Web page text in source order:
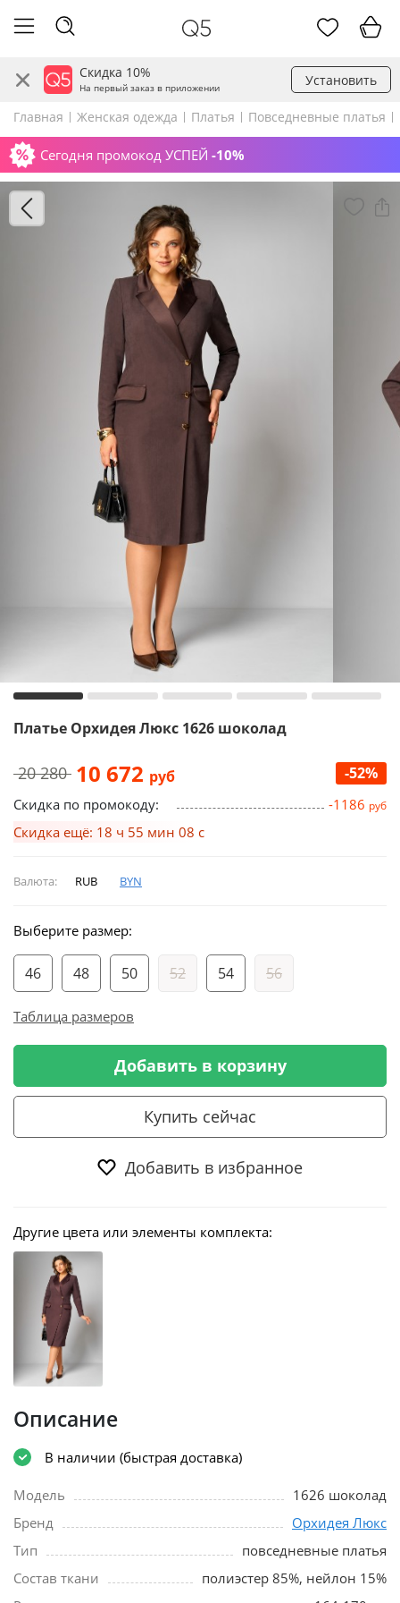
Скидка 10%
На первый заказ в приложении Установить
Главная Женская одежда Платья Повседневные платья
Сегодня промокод УСПЕЙ -10%
Платье Орхидея Люкс 1626 шоколад
20 280 10 672 руб -52%
Скидка по промокоду: -1186 руб
Скидка ещё: 18 ч 55 мин 07 с
Валюта: RUB BYN
Выберите размер:
46 48 50 52 54 56
Таблица размеров
Добавить в корзину
Купить сейчас
Добавить в избранное
Другие цвета или элементы комплекта:
Описание
В наличии (быстрая доставка)
Модель
1626 шоколад
Бренд
Орхидея Люкс
Тип
повседневные платья
Состав ткани
полиэстер 85%, нейлон 15%